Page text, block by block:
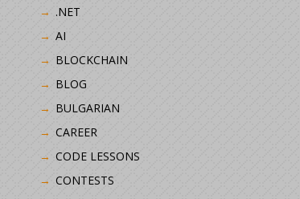
.NET
AI
BLOCKCHAIN
BLOG
BULGARIAN
CAREER
CODE LESSONS
CONTESTS